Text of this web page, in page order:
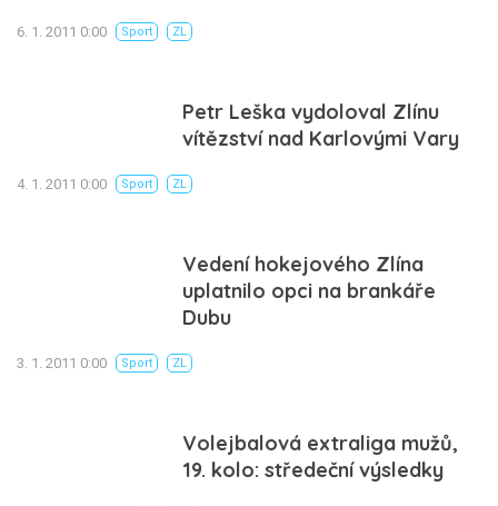
6. 1. 2011 0:00 Sport ZL
Petr Leška vydoloval Zlínu
vítězství nad Karlovými Vary
4. 1. 2011 0:00 Sport ZL
Vedení hokejového Zlína
uplatnilo opci na brankáře
Dubu
3. 1. 2011 0:00 Sport ZL
Volejbalová extraliga mužů,
19. kolo: středeční výsledky